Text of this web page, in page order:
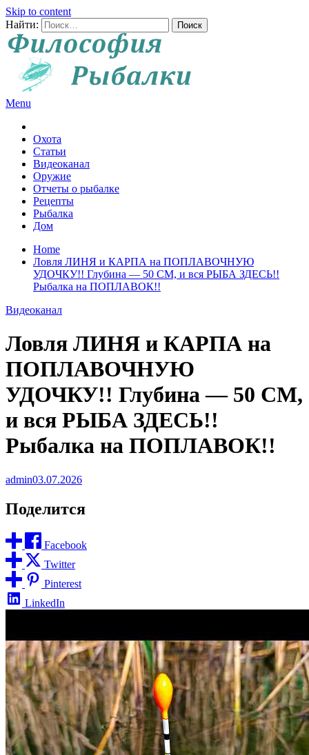
Skip to content
Найти:
Menu
Охота
Статьи
Видеоканал
Оружие
Отчеты о рыбалке
Рецепты
Рыбалка
Дом
Home
Ловля ЛИНЯ и КАРПА на ПОПЛАВОЧНУЮ
УДОЧКУ!! Глубина — 50 СМ, и вся РЫБА ЗДЕСЬ!!
Рыбалка на ПОПЛАВОК!!
Видеоканал
Ловля ЛИНЯ и КАРПА на
ПОПЛАВОЧНУЮ
УДОЧКУ!! Глубина — 50 СМ,
и вся РЫБА ЗДЕСЬ!!
Рыбалка на ПОПЛАВОК!!
admin03.07.2026
Поделится
Facebook
Twitter
Pinterest
LinkedIn